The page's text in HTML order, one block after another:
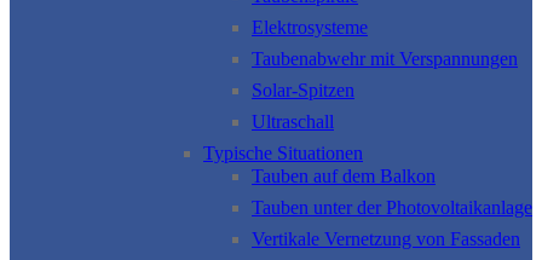
Elektrosysteme
Taubenabwehr mit Verspannungen
Solar-Spitzen
Ultraschall
Typische Situationen
Tauben auf dem Balkon
Tauben unter der Photovoltaikanlage
Vertikale Vernetzung von Fassaden